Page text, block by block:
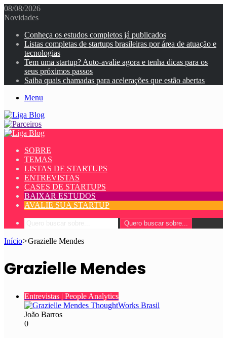
08/08/2026
Novidades
Conheça os estudos completos já publicados
Listas completas de startups brasileiras por área de atuação e
tecnologias
Tem uma startup? Auto-avalie agora e tenha dicas para os
seus próximos passos
Saiba quais chamadas para acelerações que estão abertas
Menu
SOBRE
TEMAS
LISTAS DE STARTUPS
ENTREVISTAS
CASES DE STARTUPS
BAIXAR ESTUDOS
AVALIE SUA STARTUP
Quero buscar sobre...
Início>Grazielle Mendes
Grazielle Mendes
Entrevistas | People Analytics
João Barros
0